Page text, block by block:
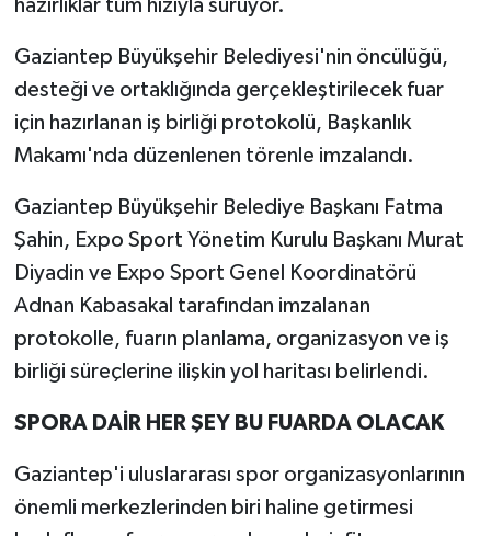
hazırlıklar tüm hızıyla sürüyor.
Gaziantep Büyükşehir Belediyesi'nin öncülüğü,
desteği ve ortaklığında gerçekleştirilecek fuar
için hazırlanan iş birliği protokolü, Başkanlık
Makamı'nda düzenlenen törenle imzalandı.
Gaziantep Büyükşehir Belediye Başkanı Fatma
Şahin, Expo Sport Yönetim Kurulu Başkanı Murat
Diyadin ve Expo Sport Genel Koordinatörü
Adnan Kabasakal tarafından imzalanan
protokolle, fuarın planlama, organizasyon ve iş
birliği süreçlerine ilişkin yol haritası belirlendi.
SPORA DAİR HER ŞEY BU FUARDA OLACAK
Gaziantep'i uluslararası spor organizasyonlarının
önemli merkezlerinden biri haline getirmesi